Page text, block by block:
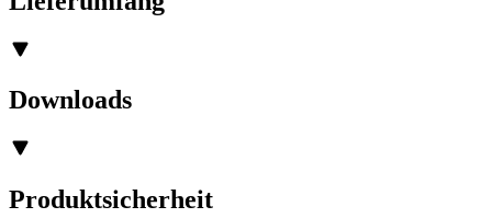
Downloads
Produktsicherheit